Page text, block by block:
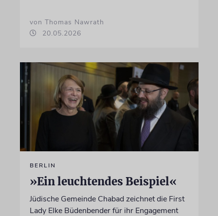
von Thomas Nawrath
20.05.2026
BERLIN
»Ein leuchtendes Beispiel«
Jüdische Gemeinde Chabad zeichnet die First
Lady Elke Büdenbender für ihr Engagement